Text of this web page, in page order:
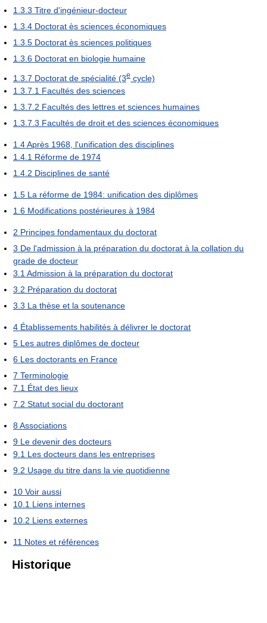
1.3.3 Titre d'ingénieur-docteur
1.3.4 Doctorat ès sciences économiques
1.3.5 Doctorat ès sciences politiques
1.3.6 Doctorat en biologie humaine
1.3.7 Doctorat de spécialité (3e cycle)
1.3.7.1 Facultés des sciences
1.3.7.2 Facultés des lettres et sciences humaines
1.3.7.3 Facultés de droit et des sciences économiques
1.4Après 1968, l'unification des disciplines
1.4.1 Réforme de 1974
1.4.2 Disciplines de santé
1.5 La réforme de 1984: unification des diplômes
1.6 Modifications postérieures à 1984
2 Principes fondamentaux du doctorat
3 De l'admission à la préparation du doctorat à la collation du
grade de docteur
3.1 Admission à la préparation du doctorat
3.2 Préparation du doctorat
3.3 La thèse et la soutenance
4 Établissements habilités à délivrer le doctorat
5 Les autres diplômes de docteur
6 Les doctorants en France
7 Terminologie
7.1 État des lieux
7.2 Statut social du doctorant
8Associations
9 Le devenir des docteurs
9.1 Les docteurs dans les entreprises
9.2 Usage du titre dans la vie quotidienne
10 Voir aussi
10.1 Liens internes
10.2 Liens externes
11 Notes et références
Historique